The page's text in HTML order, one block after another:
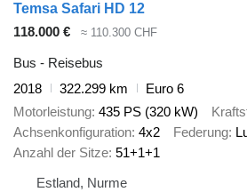
Temsa Safari HD 12
118.000 €
≈ 110.300 CHF
Bus - Reisebus
2018
322.299 km
Euro 6
Motorleistung 435 PS (320 kW)
Achsenkonfiguration 4x2 Federung
Anzahl der Sitze 51+1+1
Estland, Nurme